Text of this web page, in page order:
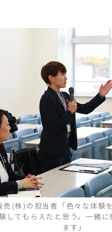
売(株)の担当者「色々な体験
してもらえたと思う。一緒
ます」